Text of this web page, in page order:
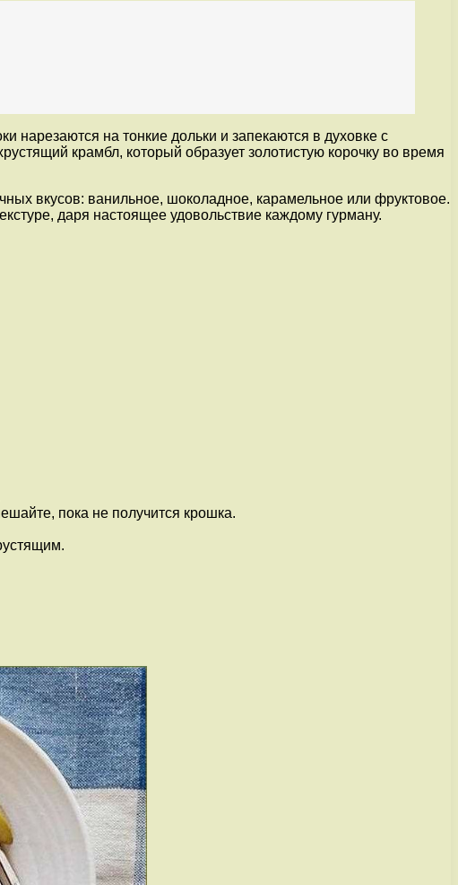
нарезаются на тонкие дольки и запекаются в духовке с
крамбл, который образует золотистую корочку во время
вкусов: ванильное, шоколадное, карамельное или фруктовое.
даря настоящее удовольствие каждому гурману.
пока не получится крошка.